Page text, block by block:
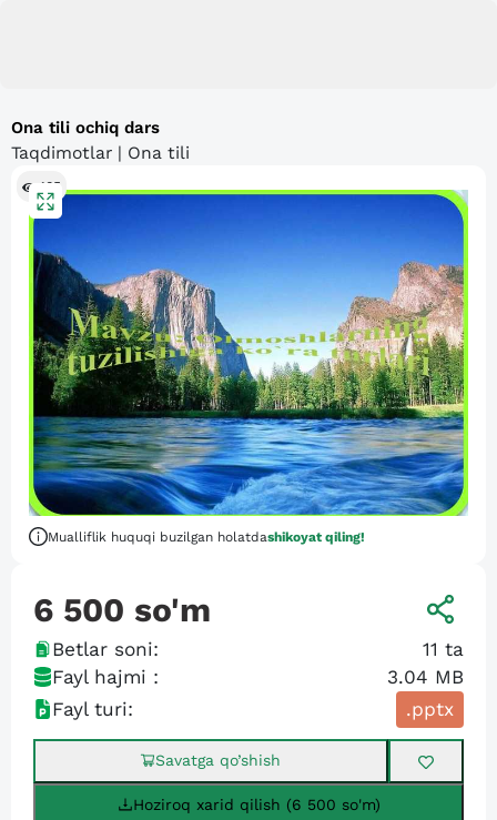
Ona tili ochiq dars
Taqdimotlar | Ona tili
105
Mualliflik huquqi buzilgan holatdashikoyat qiling!
6 500 so'm
Betlar soni: 11 ta
Fayl hajmi :
3.04 MB
Fayl turi:
.pptx
Savatga qo’shish
Hoziroq xarid qilish (6 500 so'm)